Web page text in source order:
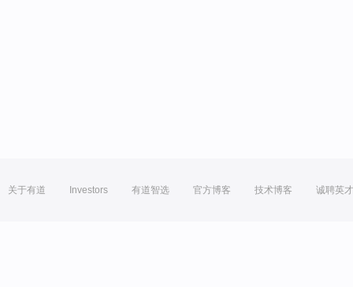
关于有道 Investors 有道智选 官方博客 技术博客 诚聘英才